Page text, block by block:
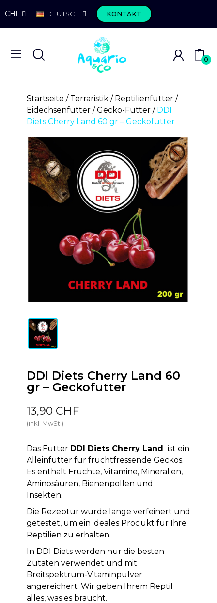
CHF DEUTSCH KONTAKT
0
Startseite Terraristik
Reptilienfutter
Eidechsenfutter
Gecko-Futter
DDI
Diets Cherry Land 60 gr – Geckofutter
DDI Diets Cherry Land 60
gr – Geckofutter
13,90 CHF
(inkl. MwSt.)
Das Futter DDI Diets Cherry Land ist ein
Alleinfutter für fruchtfressende Geckos.
Es enthält Früchte, Vitamine, Mineralien,
Aminosäuren, Bienenpollen und
Insekten.
Die Rezeptur wurde lange verfeinert und
getestet, um ein ideales Produkt für Ihre
Reptilien zu erhalten.
In DDI Diets werden nur die besten
Zutaten verwendet und mit
Breitspektrum-Vitaminpulver
angereichert. Wir geben Ihrem Reptil
alles, was es braucht.